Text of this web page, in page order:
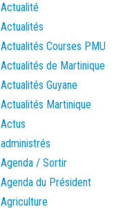
Actualité
Actualités
Actualités Courses PMU
Actualités de Martinique
Actualités Guyane
Actualités Martinique
Actus
administrés
Agenda / Sortir
Agenda du Président
Agriculture